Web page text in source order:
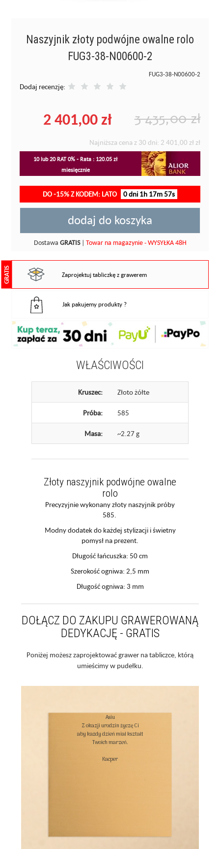
Naszyjnik złoty podwójne owalne rolo
FUG3-38-N00600-2
FUG3-38-N00600-2
Dodaj recenzję:
3 435,00 zł
2 401,00 zł
Najniższa cena z 30 dni: 2 401,00 zł zł
10 lub 20 RAT 0% - Rata : 120.05 zł
miesięcznie
DO -15% Z KODEM: LATO 0 dni 1h 17m 56s
dodaj do koszyka
Dostawa GRATIS| Towar na magazynie - WYSYŁKA 48H
GRATIS Zaprojektuj tabliczkę z grawerem
Jak pakujemy produkty ?
WŁAŚCIWOŚCI
Kruszec: Złoto żółte
Próba: 585
Masa: ~2.27 g
Złoty naszyjnik podwójne owalne
rolo
Precyzyjnie wykonany złoty naszyjnik próby
585.
Modny dodatek do każdej stylizacji i świetny
pomysł na prezent.
Długość łańcuszka: 50 cm
Szerokość ogniwa: 2,5 mm
Długość ogniwa: 3 mm
DOŁĄCZ DO ZAKUPU GRAWEROWANĄ
DEDYKACJĘ - GRATIS
Poniżej możesz zaprojektować grawer na tabliczce, którą
umieścimy w pudełku.
Asiu
Z okazji urodzin życzę Ci
aby każdy dzień miał kształt
Twoich marzeń.
Kacper